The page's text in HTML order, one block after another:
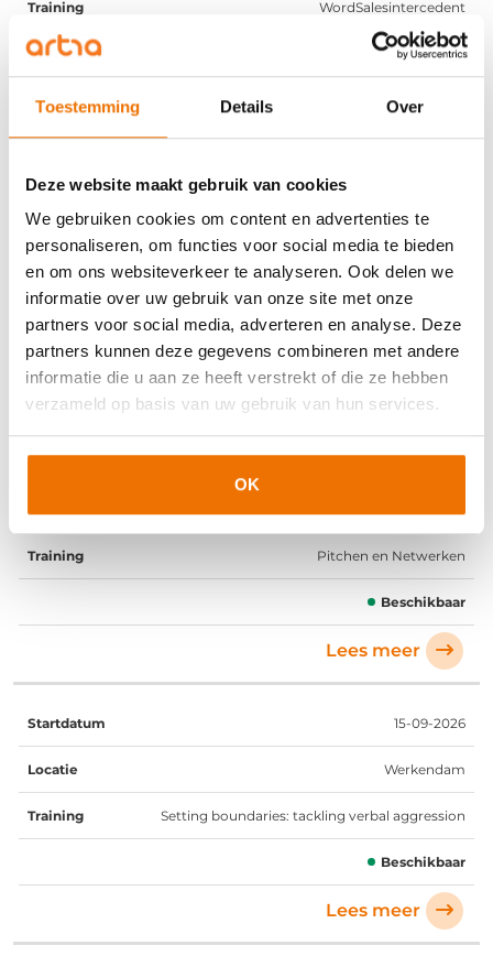
Toestemming Details Over
Deze website maakt gebruik van cookies
We gebruiken cookies om content en advertenties te
personaliseren, om functies voor social media te bieden
en om ons websiteverkeer te analyseren. Ook delen we
informatie over uw gebruik van onze site met onze
partners voor social media, adverteren en analyse. Deze
partners kunnen deze gegevens combineren met andere
informatie die u aan ze heeft verstrekt of die ze hebben
verzameld op basis van uw gebruik van hun services.
OK
WordSalesintercedent
Beschikbaar
Lees meer
Utrecht
Collective Labour Agreement and Regulations in the
Netherlands
Beschikbaar
Pitchen en Netwerken
Beschikbaar
Lees meer
15-09-2026
Werkendam
Setting boundaries: tackling verbal aggression
Beschikbaar
Lees meer